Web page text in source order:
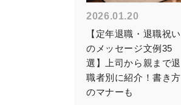
2026.01.20
【定年退職・退職祝い
のメッセージ文例35
選】上司から親まで退
職者別に紹介！書き方
のマナーも